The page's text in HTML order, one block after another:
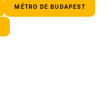
MÉTRO DE BUDAPEST